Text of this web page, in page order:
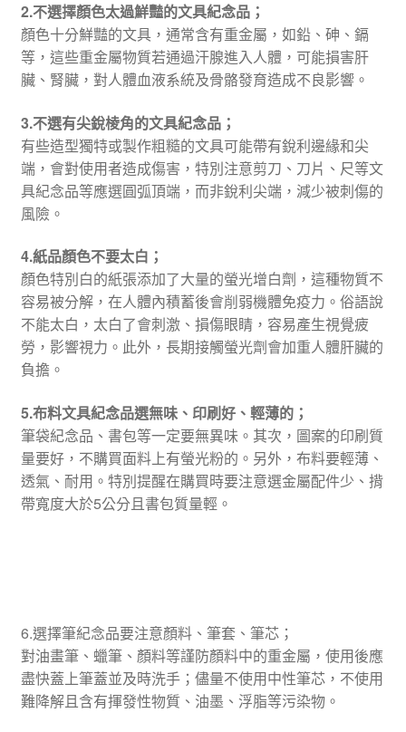
2.不選擇顏色太過鮮豔的文具紀念品；
顏色十分鮮豔的文具，通常含有重金屬，如鉛、砷、鎘
等，這些重金屬物質若通過汗腺進入人體，可能損害肝
臟、腎臟，對人體血液系統及骨骼發育造成不良影響。
3.不選有尖銳棱角的文具紀念品；
有些造型獨特或製作粗糙的文具可能帶有銳利邊緣和尖
端，會對使用者造成傷害，特別注意剪刀、刀片、尺等文
具紀念品等應選圓弧頂端，而非銳利尖端，減少被刺傷的
風險。
4.紙品顏色不要太白；
顏色特別白的紙張添加了大量的螢光增白劑，這種物質不
容易被分解，在人體內積蓄後會削弱機體免疫力。俗語說
不能太白，太白了會刺激、損傷眼睛，容易產生視覺疲
勞，影響視力。此外，長期接觸螢光劑會加重人體肝臟的
負擔。
5.布料文具紀念品選無味、印刷好、輕薄的；
筆袋紀念品、書包等一定要無異味。其次，圖案的印刷質
量要好，不購買面料上有螢光粉的。另外，布料要輕薄、
透氣、耐用。特別提醒在購買時要注意選金屬配件少、揹
帶寬度大於5公分且書包質量輕。
6.選擇筆紀念品要注意顏料、筆套、筆芯；
對油畫筆、蠟筆、顏料等謹防顏料中的重金屬，使用後應
盡快蓋上筆蓋並及時洗手；儘量不使用中性筆芯，不使用
難降解且含有揮發性物質、油墨、浮脂等污染物。